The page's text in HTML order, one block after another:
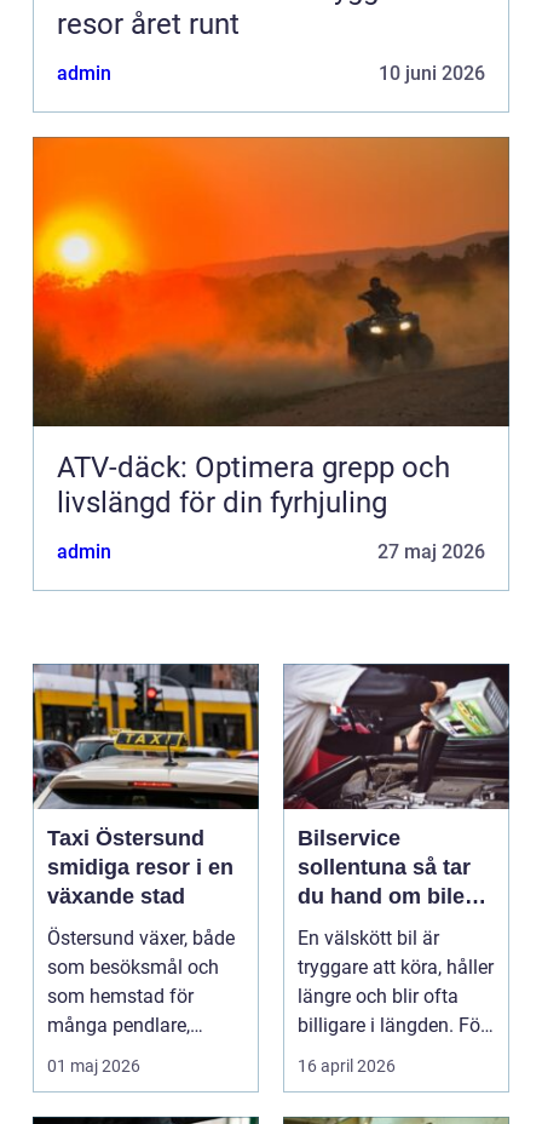
resor året runt
admin 10 juni 2026
ATV-däck: Optimera grepp och
livslängd för din fyrhjuling
admin 27 maj 2026
Taxi Östersund
smidiga resor i en
växande stad
Östersund växer, både
som besöksmål och
som hemstad för
många pendlare,
studenter och
företagare. En...
01 maj 2026
Bilservice
sollentuna så tar
du hand om bilen
på ett smart sätt
En välskött bil är
tryggare att köra, håller
längre och blir ofta
billigare i längden. För
många bil...
16 april 2026